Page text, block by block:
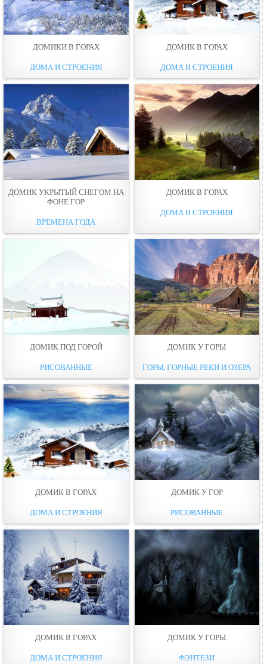
ДОМИКИ В ГОРАХ
ДОМА И СТРОЕНИЯ
ДОМИК В ГОРАХ
ДОМА И СТРОЕНИЯ
ДОМИК УКРЫТЫЙ СНЕГОМ НА
ФОНЕ ГОР
ВРЕМЕНА ГОДА
ДОМИК В ГОРАХ
ДОМА И СТРОЕНИЯ
ДОМИК ПОД ГОРОЙ
РИСОВАННЫЕ
ДОМИК У ГОРЫ
ГОРЫ, ГОРНЫЕ РЕКИ И ОЗЕРА
ДОМИК В ГОРАХ
ДОМА И СТРОЕНИЯ
ДОМИК У ГОР
РИСОВАННЫЕ
ДОМИК В ГОРАХ
ДОМА И СТРОЕНИЯ
ДОМИК У ГОРЫ
ФЭНТЕЗИ